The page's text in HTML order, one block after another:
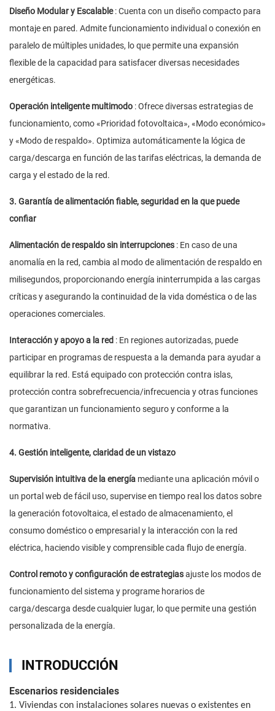
Diseño Modular y Escalable: Cuenta con un diseño compacto para
montaje en pared. Admite funcionamiento individual o conexión en
paralelo de múltiples unidades, lo que permite una expansión
flexible de la capacidad para satisfacer diversas necesidades
energéticas.
Operación inteligente multimodo : Ofrece diversas estrategias de
funcionamiento, como «Prioridad fotovoltaica», «Modo económico»
y «Modo de respaldo». Optimiza automáticamente la lógica de
carga/descarga en función de las tarifas eléctricas, la demanda de
carga y el estado de la red.
3. Garantía de alimentación fiable, seguridad en la que puede
confiar
Alimentación de respaldo sin interrupciones : En caso de una
anomalía en la red, cambia al modo de alimentación de respaldo en
milisegundos, proporcionando energía ininterrumpida a las cargas
críticas y asegurando la continuidad de la vida doméstica o de las
operaciones comerciales.
Interacción y apoyo a la red : En regiones autorizadas, puede
participar en programas de respuesta a la demanda para ayudar a
equilibrar la red. Está equipado con protección contra islas,
protección contra sobrefrecuencia/infrecuencia y otras funciones
que garantizan un funcionamiento seguro y conforme a la
normativa.
4. Gestión inteligente, claridad de un vistazo
Supervisión intuitiva de la energía mediante una aplicación móvil o
un portal web de fácil uso, supervise en tiempo real los datos sobre
la generación fotovoltaica, el estado de almacenamiento, el
consumo doméstico o empresarial y la interacción con la red
eléctrica, haciendo visible y comprensible cada flujo de energía.
Control remoto y configuración de estrategiasajuste los modos de
funcionamiento del sistema y programe horarios de
carga/descarga desde cualquier lugar, lo que permite una gestión
personalizada de la energía.
INTRODUCCIÓN
Escenarios residenciales
1. Viviendas con instalaciones solares nuevas o existentes en